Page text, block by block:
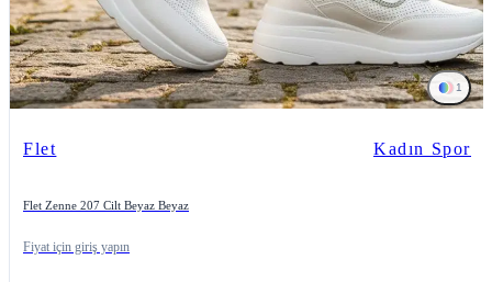
1
Flet Kadın Spor
Flet Zenne 207 Cilt Beyaz Beyaz
Fiyat için giriş yapın